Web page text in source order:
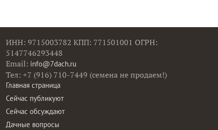
ИНН: 9715003782 КПП: 771501001 ОГРН:
5147746293448
Email: info@7dach.ru
Тел: +7 (916) 710-7449 (семена не продаем!)
Главная страница
Сейчас публикуют
Сейчас обсуждают
Дачные вопросы